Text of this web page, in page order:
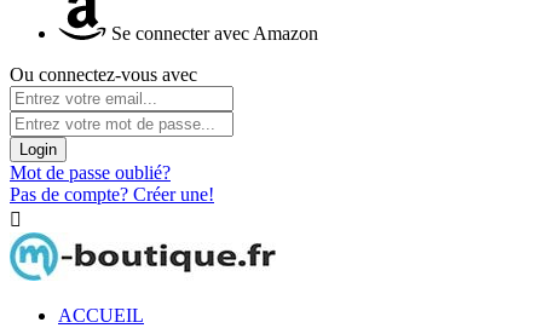
Se connecter avec Amazon
Ou connectez-vous avec
Login
Mot de passe oublié?
Pas de compte? Créer une!

ACCUEIL